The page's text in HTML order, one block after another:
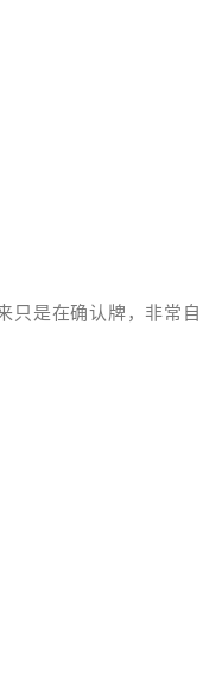
只是在确认牌，非常自